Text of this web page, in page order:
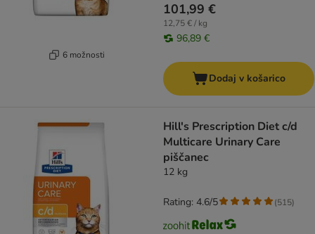
6 možnosti
101,99 €
12,75 € / kg
96,89 €
Dodaj v košarico
Hill's Prescription Diet c/d
Multicare Urinary Care
piščanec
12 kg
Rating: 4.6/5 (515)